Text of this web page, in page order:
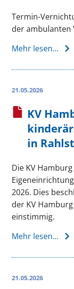
Termin-
der ambulanten
Mehr lesen...
21.05.2026
KV
in
Die KV
2026. Dies
der KV
einstimmig.
Mehr lesen...
21.05.2026